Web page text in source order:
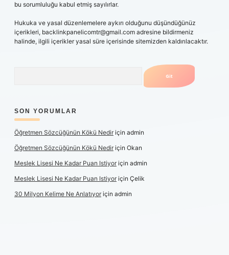
bu sorumluluğu kabul etmiş sayılırlar.
Hukuka ve yasal düzenlemelere aykırı olduğunu düşündüğünüz
içerikleri, backlinkpanelicomtr@gmail.com adresine bildirmeniz
halinde, ilgili içerikler yasal süre içerisinde sitemizden kaldırılacaktır.
SON YORUMLAR
Öğretmen Sözcüğünün Kökü Nediriçin admin
Öğretmen Sözcüğünün Kökü Nediriçin Okan
Meslek Lisesi Ne Kadar Puan Istiyoriçin admin
Meslek Lisesi Ne Kadar Puan Istiyoriçin Çelik
30 Milyon Kelime Ne Anlatıyoriçin admin